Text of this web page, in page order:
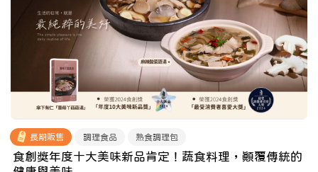
長期販售 調理食品 熟食調理包
食創獎年度十大美味新品肯定！蔬食料理，顛覆傳統的